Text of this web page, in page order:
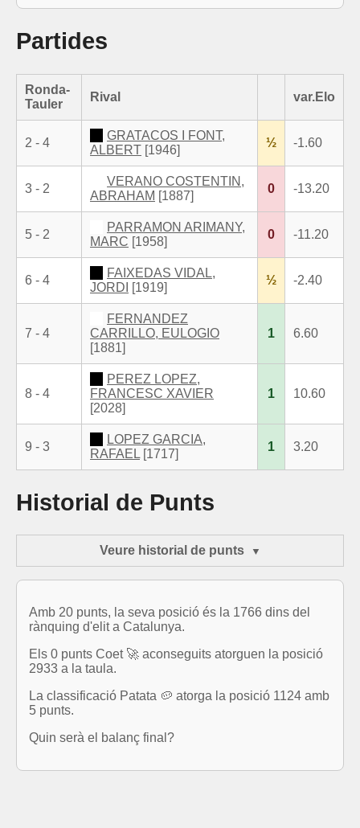
Partides
Ronda-
Tauler
Rival var.Elo
2 - 4
GRATACOS I FONT,
ALBERT [1946]
½ -1.60
3 - 2
VERANO COSTENTIN,
ABRAHAM [1887]
0 -13.20
5 - 2
PARRAMON ARIMANY,
MARC [1958]
0 -11.20
6 - 4
FAIXEDAS VIDAL,
JORDI
[1919]
½ -2.40
7 - 4
FERNANDEZ
CARRILLO, EULOGIO
[1881]
1 6.60
8 - 4
PEREZ LOPEZ,
FRANCESC XAVIER
[2028]
1 10.60
9 - 3
LOPEZ GARCIA,
RAFAEL [1717]
1 3.20
Historial de Punts
Veure historial de punts
Amb 20 punts, la seva posició és la 1766 dins del
rànquing d'elit a Catalunya.
Els 0 punts Coet 🚀 aconseguits atorguen la posició
2933 a la taula.
La classificació Patata 🥔 atorga la posició 1124 amb
5 punts.
Quin serà el balanç final?